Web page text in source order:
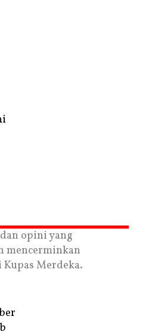
opini yang
mencerminkan
Merdeka.